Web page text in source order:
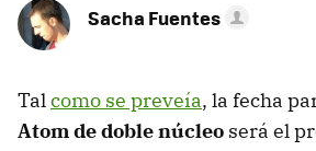
Sacha Fuentes
Talcomo se preveía, la fecha
Atom de doble núcleo será el